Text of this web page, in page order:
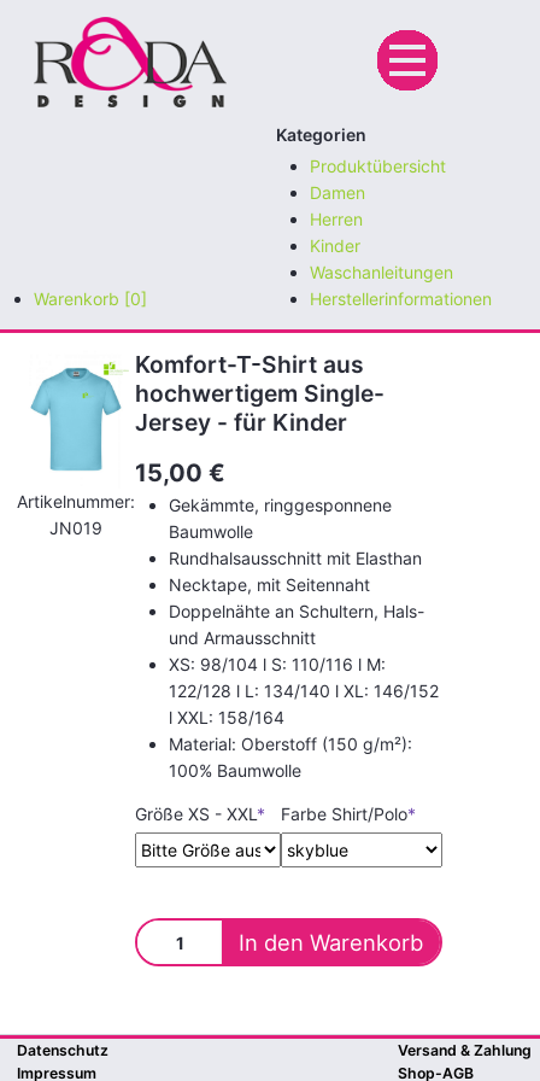
Warenkorb [0]
Kategorien
Produktübersicht
Damen
Herren
Kinder
Waschanleitungen
Herstellerinformationen
Artikelnummer:
JN019
Komfort-T-Shirt aus
hochwertigem Single-
Jersey - für Kinder
15,00 €
Gekämmte, ringgesponnene
Baumwolle
Rundhalsausschnitt mit Elasthan
Necktape, mit Seitennaht
Doppelnähte an Schultern, Hals-
und Armausschnitt
XS: 98/104 l S: 110/116 l M:
122/128 l L: 134/140 l XL: 146/152
l XXL: 158/164
Material: Oberstoff (150 g/m²):
100% Baumwolle
Größe XS - XXL * Farbe Shirt/Polo*
Datenschutz
Impressum
Versand & Zahlung
Shop-AGB